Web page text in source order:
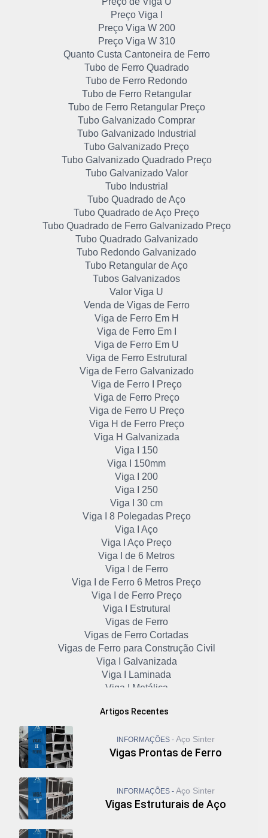
Preço Viga I
Preço Viga W 200
Preço Viga W 310
Quanto Custa Cantoneira de Ferro
Tubo de Ferro Quadrado
Tubo de Ferro Redondo
Tubo de Ferro Retangular
Tubo de Ferro Retangular Preço
Tubo Galvanizado Comprar
Tubo Galvanizado Industrial
Tubo Galvanizado Preço
Tubo Galvanizado Quadrado Preço
Tubo Galvanizado Valor
Tubo Industrial
Tubo Quadrado de Aço
Tubo Quadrado de Aço Preço
Tubo Quadrado de Ferro Galvanizado Preço
Tubo Quadrado Galvanizado
Tubo Redondo Galvanizado
Tubo Retangular de Aço
Tubos Galvanizados
Valor Viga U
Venda de Vigas de Ferro
Viga de Ferro Em H
Viga de Ferro Em I
Viga de Ferro Em U
Viga de Ferro Estrutural
Viga de Ferro Galvanizado
Viga de Ferro I Preço
Viga de Ferro Preço
Viga de Ferro U Preço
Viga H de Ferro Preço
Viga H Galvanizada
Viga I 150
Viga I 150mm
Viga I 200
Viga I 250
Viga I 30 cm
Viga I 8 Polegadas Preço
Viga I Aço
Viga I Aço Preço
Viga I de 6 Metros
Viga I de Ferro
Viga I de Ferro 6 Metros Preço
Viga I de Ferro Preço
Viga I Estrutural
Vigas de Ferro
Vigas de Ferro Cortadas
Vigas de Ferro para Construção Civil
Viga I Galvanizada
Viga I Laminada
Viga I Metálica
Viga I Preço
Viga I Preço por Kg
Viga I Preço por Metro
Viga U Aço
Viga U de Ferro
Artigos Recentes
INFORMAÇÕES - Aço Sinter
Vigas Prontas de Ferro
INFORMAÇÕES - Aço Sinter
Vigas Estruturais de Aço